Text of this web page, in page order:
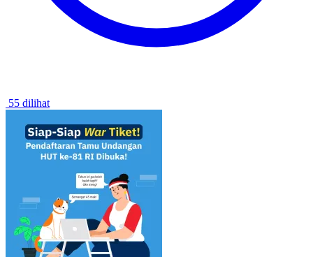
55 dilihat